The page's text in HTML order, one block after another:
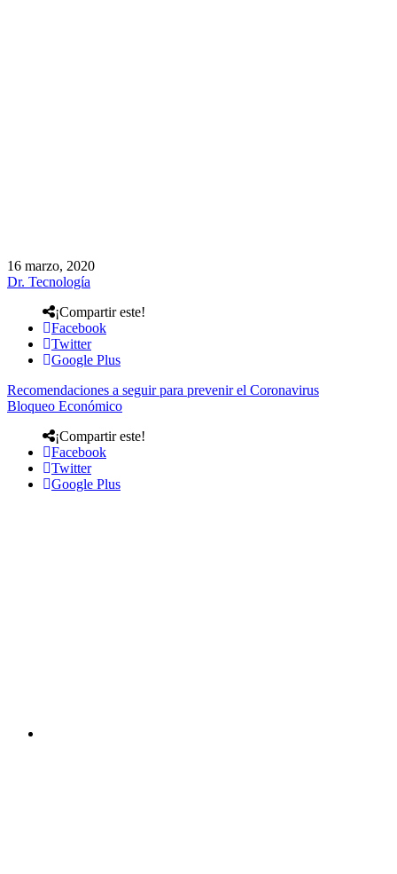
16 marzo, 2020
Dr. Tecnología
¡Compartir este!
Facebook
Twitter
Google Plus
Recomendaciones a seguir para prevenir el Coronavirus
Bloqueo Económico
¡Compartir este!
Facebook
Twitter
Google Plus